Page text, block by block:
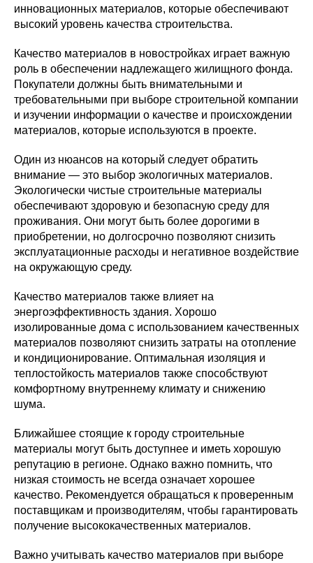
инновационных материалов, которые обеспечивают
высокий уровень качества строительства.
Качество материалов в новостройках играет важную
роль в обеспечении надлежащего жилищного фонда.
Покупатели должны быть внимательными и
требовательными при выборе строительной компании
и изучении информации о качестве и происхождении
материалов, которые используются в проекте.
Один из нюансов на который следует обратить
внимание — это выбор экологичных материалов.
Экологически чистые строительные материалы
обеспечивают здоровую и безопасную среду для
проживания. Они могут быть более дорогими в
приобретении, но долгосрочно позволяют снизить
эксплуатационные расходы и негативное воздействие
на окружающую среду.
Качество материалов также влияет на
энергоэффективность здания. Хорошо
изолированные дома с использованием качественных
материалов позволяют снизить затраты на отопление
и кондиционирование. Оптимальная изоляция и
теплостойкость материалов также способствуют
комфортному внутреннему климату и снижению
шума.
Ближайшее стоящие к городу строительные
материалы могут быть доступнее и иметь хорошую
репутацию в регионе. Однако важно помнить, что
низкая стоимость не всегда означает хорошее
качество. Рекомендуется обращаться к проверенным
поставщикам и производителям, чтобы гарантировать
получение высококачественных материалов.
Важно учитывать качество материалов при выборе